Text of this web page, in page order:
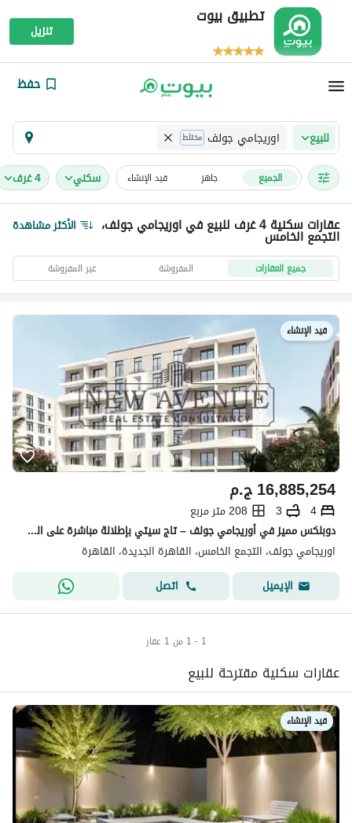
تطبيق بيوت
تنزيل
حفظ
للبيع اوريجامي جولف مختلط
الجميع جاهز قيد الإنشاء سكني 4 غرف
عقارات سكنية 4 غرف للبيع في اوريجامي جولف، التجمع الخامس الأكثر مشاهدة
جميع العقارات المفروشة غير المفروشة
قيد الإنشاء
ج.م16,885,254
4
3
208 متر مربع
دوبلكس مميز في أوريجامي جولف – تاج سيتي بإطلالة مباشرة على المناظر الطبيعية، مساحة 208 متر، 4 غرف نوم تشمل ماستر، 3 حمامات، تشطيب Core & Shell
اوريجامي جولف، التجمع الخامس، القاهرة الجديدة، القاهرة
الإيميل
اتصل
1 - 1 من 1 عقار
عقارات سكنية مقترحة للبيع
قيد الإنشاء